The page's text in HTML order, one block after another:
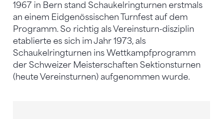
1967 in Bern stand Schaukelringturnen erst­mals
an einem Eidgenössischen Turnfest auf dem
Programm. So richtig als Vereinsturn-disziplin
etablierte es sich im Jahr 1973, als
Schaukelringturnen ins Wettkampfprogramm
der Schweizer Meisterschaften Sektionsturnen
(heute Vereinsturnen) aufgenommen wurde.